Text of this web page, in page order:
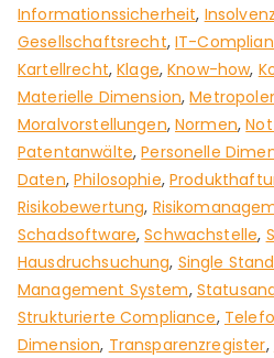
Informationssicherheit,
Gesellschaftsrecht,IT-
Kartellrecht,Klage,Know-how,
Materielle Dimension,
Moralvorstellungen,Normen,
Patentanwälte,Personelle
Daten,Philosophie,
Risikobewertung,
Schadsoftware,Schwachstelle,
Hausdruchsuchung, Single
Management System,
Strukturierte Compliance,
Dimension, Transparenzregister,